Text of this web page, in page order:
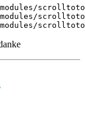
/modules/
/modules/
/modules/